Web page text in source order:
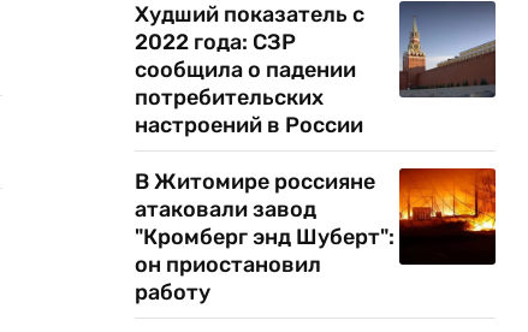
Худший показатель с
2022 года: СЗР
сообщила о падении
потребительских
настроений в России
В Житомире россияне
атаковали завод
"Кромберг энд Шуберт":
он приостановил
работу